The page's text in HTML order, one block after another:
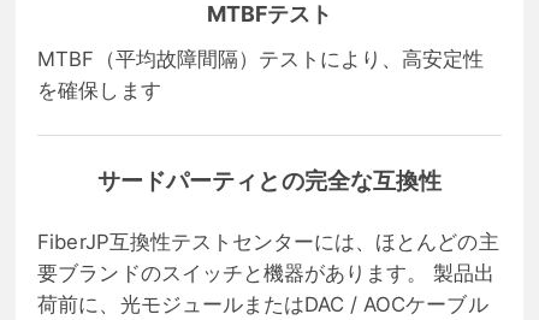
MTBFテスト
MTBF（平均故障間隔）テストにより、高安定性
を確保します
サードパーティとの完全な互換性
FiberJP互換性テストセンターには、ほとんどの主
要ブランドのスイッチと機器があります。 製品出
荷前に、光モジュールまたはDAC / AOCケーブル